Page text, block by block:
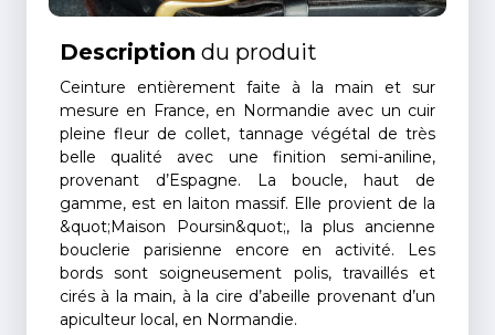
Description du produit
Ceinture entièrement faite à la main et sur
mesure en France, en Normandie avec un cuir
pleine fleur de collet, tannage végétal de très
belle qualité avec une finition semi-aniline,
provenant d’Espagne. La boucle, haut de
gamme, est en laiton massif. Elle provient de la
&quot;Maison Poursin&quot;, la plus ancienne
bouclerie parisienne encore en activité. Les
bords sont soigneusement polis, travaillés et
cirés à la main, à la cire d’abeille provenant d’un
apiculteur local, en Normandie.